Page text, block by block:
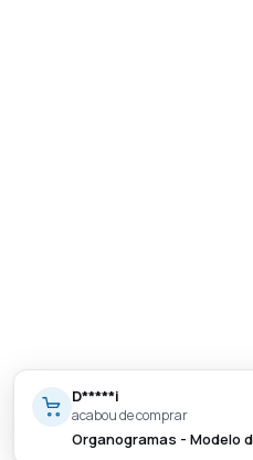
D*****i
acabou de comprar
Organogramas - Modelo